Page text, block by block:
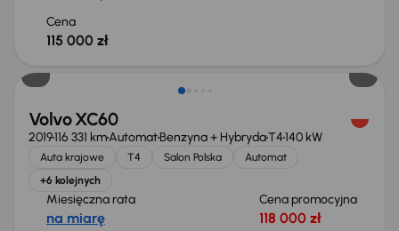
Cena
115 000 zł
Volvo XC60
2019116 331 kmAutomatBenzyna + HybrydaT4140 kW
Auta krajowe T4 Salon Polska
Automat
+6 kolejnych
Miesięczna rata
na miarę
Cena promocyjna
118 000 zł